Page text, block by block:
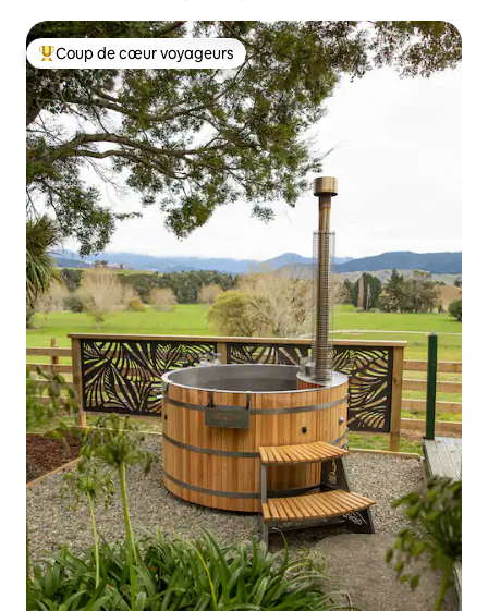
Coups de cœur voyageurs les plus appréciés
Coup de cœur voyageurs